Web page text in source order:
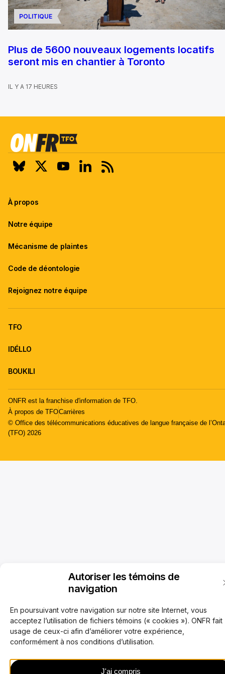
Autoriser les témoins de
navigation
En poursuivant votre navigation sur notre site Internet, vous
acceptez l’utilisation de fichiers témoins (« cookies »). ONFR fait
usage de ceux-ci afin d’améliorer votre expérience,
conformément à nos conditions d’utilisation.
J'ai compris
POLITIQUE
Plus de 5600 nouveaux logements locatifs
seront mis en chantier à Toronto
IL Y A 17 HEURES
À propos
Notre équipe
Mécanisme de plaintes
Code de déontologie
Rejoignez notre équipe
TFO
IDÉLLO
BOUKILI
ONFR est la franchise d'information de TFO.
À propos de TFOCarrières
© Office des télécommunications éducatives de langue française de
(TFO) 2026